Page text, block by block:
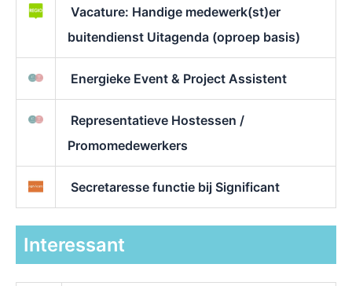
Vacature: Handige medewerk(st)er
buitendienst Uitagenda (oproep basis)
Energieke Event & Project Assistent
Representatieve Hostessen /
Promomedewerkers
Secretaresse functie bij Significant
Interessant